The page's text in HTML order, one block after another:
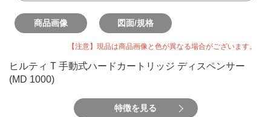
商品画像 図面/規格
【注意】現品は商品画像と色が異なる場合がございます。
ヒルティ T 手動式ハードカートリッジ ディスペンサー
(MD 1000)
特徴を見る